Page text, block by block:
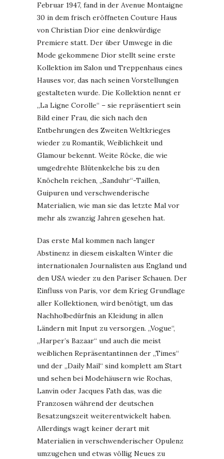
Februar 1947, fand in der Avenue Montaigne
30 in dem frisch eröffneten Couture Haus
von Christian Dior eine denkwürdige
Premiere statt. Der über Umwege in die
Mode gekommene Dior stellt seine erste
Kollektion im Salon und Treppenhaus eines
Hauses vor, das nach seinen Vorstellungen
gestalteten wurde. Die Kollektion nennt er
„La Ligne Corolle“ – sie repräsentiert sein
Bild einer Frau, die sich nach den
Entbehrungen des Zweiten Weltkrieges
wieder zu Romantik, Weiblichkeit und
Glamour bekennt. Weite Röcke, die wie
umgedrehte Blütenkelche bis zu den
Knöcheln reichen, „Sanduhr“-Taillen,
Guipuren und verschwenderische
Materialien, wie man sie das letzte Mal vor
mehr als zwanzig Jahren gesehen hat.
Das erste Mal kommen nach langer
Abstinenz in diesem eiskalten Winter die
internationalen Journalisten aus England und
den USA wieder zu den Pariser Schauen. Der
Einfluss von Paris, vor dem Krieg Grundlage
aller Kollektionen, wird benötigt, um das
Nachholbedürfnis an Kleidung in allen
Ländern mit Input zu versorgen. „Vogue“,
„Harper’s Bazaar“ und auch die meist
weiblichen Repräsentantinnen der „Times“
und der „Daily Mail“ sind komplett am Start
und sehen bei Modehäusern wie Rochas,
Lanvin oder Jacques Fath das, was die
Franzosen während der deutschen
Besatzungszeit weiterentwickelt haben.
Allerdings wagt keiner derart mit
Materialien in verschwenderischer Opulenz
umzugehen und etwas völlig Neues zu